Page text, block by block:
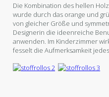
Die Kombination des hellen
wurde durch das orange und
von gleicher Größe und
Designerin die ideenreiche
anwenden. Im Kinderzimmer
fesselt die Aufmerksamkeit